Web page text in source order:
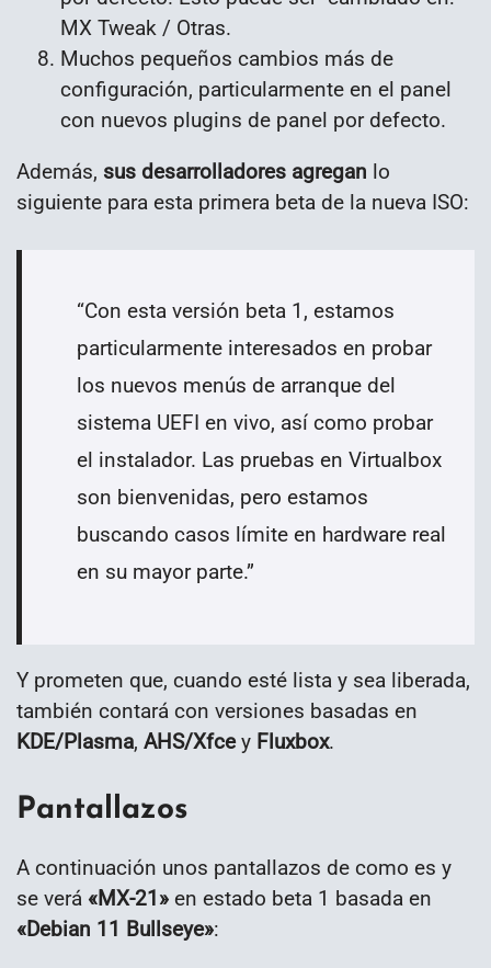
MX Tweak / Otras.
Muchos pequeños cambios más de
configuración, particularmente en el panel
con nuevos plugins de panel por defecto.
Además, sus desarrolladores agregan lo
siguiente para esta primera beta de la nueva ISO:
“Con esta versión beta 1, estamos
particularmente interesados en probar
los nuevos menús de arranque del
sistema UEFI en vivo, así como probar
el instalador. Las pruebas en Virtualbox
son bienvenidas, pero estamos
buscando casos límite en hardware real
en su mayor parte.”
Y prometen que, cuando esté lista y sea liberada,
también contará con versiones basadas en
KDE/Plasma, AHS/Xfcey Fluxbox.
Pantallazos
A continuación unos pantallazos de como es y
se verá «MX-21» en estado beta 1 basada en
«Debian 11 Bullseye»: